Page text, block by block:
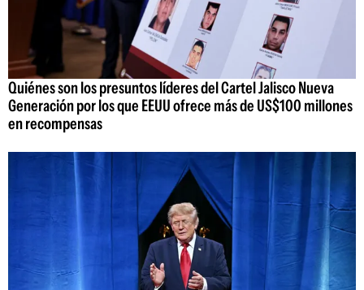
Quiénes son los presuntos líderes del Cartel Jalisco Nueva
Generación por los que EEUU ofrece más de US$100 millones
en recompensas